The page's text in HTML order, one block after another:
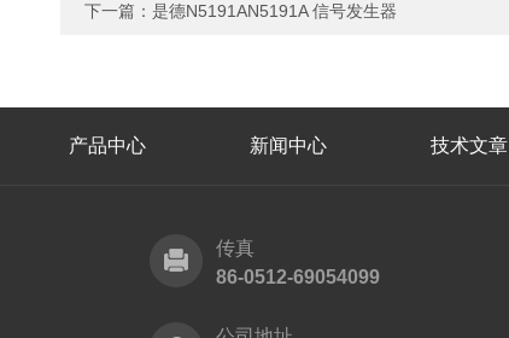
下一篇： 是德N5191AN5191A 信号发生器
产品中心 新闻中心 技术文章
传真
86-0512-69054099